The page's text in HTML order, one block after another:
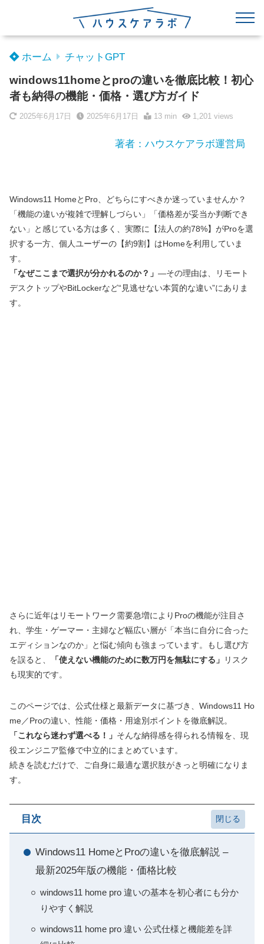
ホーム チャットGPT
windows11homeとproの違いを徹底比較！初心
者も納得の機能・価格・選び方ガイド
2025年6月17日 2025年6月17日 13 min 1,201views
著者：ハウスケアラボ運営局
Windows11 HomeとPro、どちらにすべきか迷っていませんか？
「機能の違いが複雑で理解しづらい」「価格差が妥当か判断でき
ない」と感じている方は多く、実際に【法人の約78%】がProを選
択する一方、個人ユーザーの【約9割】はHomeを利用していま
す。
「なぜここまで選択が分かれるのか？」 ―その理由は、リモート
デスクトップやBitLockerなど“見逃せない本質的な違い”にありま
す。
さらに近年はリモートワーク需要急増によりProの機能が注目さ
れ、学生・ゲーマー・主婦など幅広い層が「本当に自分に合った
エディションなのか」と悩む傾向も強まっています。もし選び方
を誤ると、
「使えない機能のために数万円を無駄にする」
リスク
も現実的です。
このページでは、公式仕様と最新データに基づき、Windows11 Ho
me／Proの違い、性能・価格・用途別ポイントを徹底解説。
「これなら迷わず選べる！」 そんな納得感を得られる情報を、現
役エンジニア監修で中立的にまとめています。
続きを読むだけで、ご自身に最適な選択肢がきっと明確になりま
す。
目次
Windows11 HomeとProの違いを徹底解説 –
最新2025年版の機能・価格比較
windows11 home pro 違いの基本を初心者にも分か
りやすく解説
windows11 home pro 違い 公式仕様と機能差を詳